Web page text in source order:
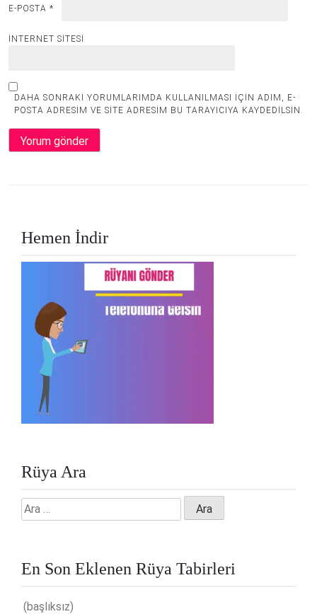
E-POSTA *
İNTERNET SITESI
DAHA SONRAKI YORUMLARIMDA KULLANILMASI IÇIN ADIM, E-
POSTA ADRESIM VE SITE ADRESIM BU TARAYICIYA KAYDEDILSIN.
Hemen İndir
Rüya Ara
Arama:
En Son Eklenen Rüya Tabirleri
(başlıksız)